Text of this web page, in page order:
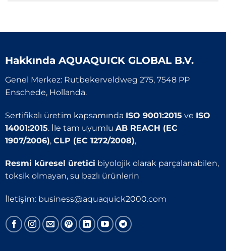
Hakkında AQUAQUICK GLOBAL B.V.
Genel Merkez: Rutbekerveldweg 275, 7548 PP
Enschede, Hollanda.
Sertifikalı üretim kapsamında ISO 9001:2015 ve ISO
14001:2015. İle tam uyumlu AB REACH (EC
1907/2006), CLP (EC 1272/2008),
Resmi küresel üretici biyolojik olarak parçalanabilen,
toksik olmayan, su bazlı ürünlerin
İletişim: business@aquaquick2000.com